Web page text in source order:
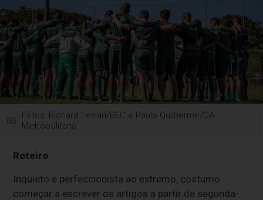
Fotos: Richard Ferrari/BEC e Paulo Guilherme/CA
Metropolitano
Roteiro
Inquieto e perfeccionista ao extremo, costumo
começar a escrever os artigos a partir de segunda-